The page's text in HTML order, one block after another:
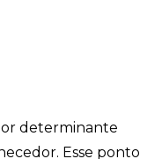
determinante
Esse ponto